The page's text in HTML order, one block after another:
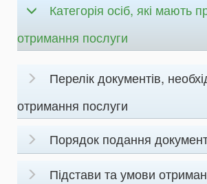
Категорія осіб, які мають
отримання послуги
Перелік документів,
отримання послуги
Порядок подання
Підстави та умови